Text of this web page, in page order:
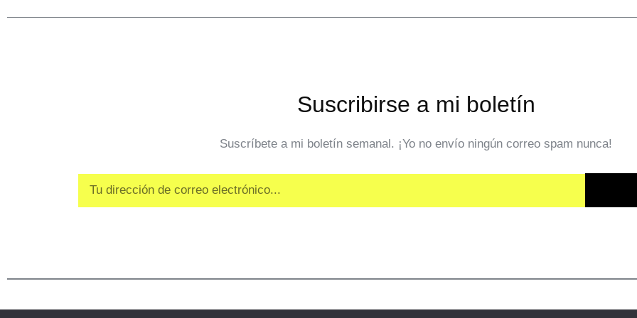
Suscribirse a mi boletín
Suscríbete a mi boletín semanal. ¡Yo no envío ningún correo spam nunca!
Email